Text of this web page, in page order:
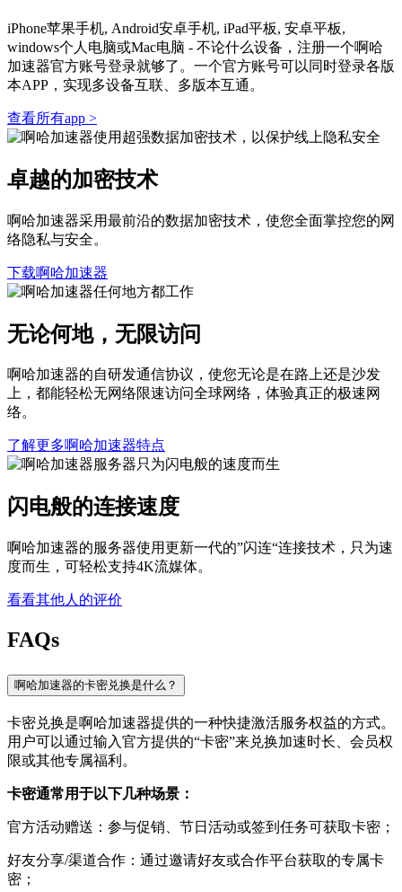
iPhone苹果手机, Android安卓手机, iPad平板, 安卓平板,
windows个人电脑或Mac电脑 - 不论什么设备，注册一个啊哈
加速器官方账号登录就够了。一个官方账号可以同时登录各版
本APP，实现多设备互联、多版本互通。
查看所有app >
卓越的加密技术
啊哈加速器采用最前沿的数据加密技术，使您全面掌控您的网
络隐私与安全。
下载啊哈加速器
无论何地，无限访问
啊哈加速器的自研发通信协议，使您无论是在路上还是沙发
上，都能轻松无网络限速访问全球网络，体验真正的极速网
络。
了解更多啊哈加速器特点
闪电般的连接速度
啊哈加速器的服务器使用更新一代的”闪连“连接技术，只为速
度而生，可轻松支持4K流媒体。
看看其他人的评价
FAQs
啊哈加速器的卡密兑换是什么？
卡密兑换是啊哈加速器提供的一种快捷激活服务权益的方式。
用户可以通过输入官方提供的“卡密”来兑换加速时长、会员权
限或其他专属福利。
卡密通常用于以下几种场景：
官方活动赠送：参与促销、节日活动或签到任务可获取卡密；
好友分享/渠道合作：通过邀请好友或合作平台获取的专属卡
密；